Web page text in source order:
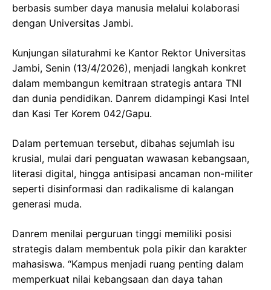
berbasis sumber daya manusia melalui kolaborasi
dengan Universitas Jambi.
Kunjungan silaturahmi ke Kantor Rektor Universitas
Jambi, Senin (13/4/2026), menjadi langkah konkret
dalam membangun kemitraan strategis antara TNI
dan dunia pendidikan. Danrem didampingi Kasi Intel
dan Kasi Ter Korem 042/Gapu.
Dalam pertemuan tersebut, dibahas sejumlah isu
krusial, mulai dari penguatan wawasan kebangsaan,
literasi digital, hingga antisipasi ancaman non-militer
seperti disinformasi dan radikalisme di kalangan
generasi muda.
Danrem menilai perguruan tinggi memiliki posisi
strategis dalam membentuk pola pikir dan karakter
mahasiswa. “Kampus menjadi ruang penting dalam
memperkuat nilai kebangsaan dan daya tahan